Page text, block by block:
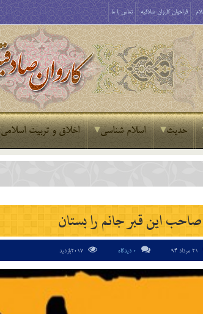
فراخوان کاروان صادقیه تماس با ما
حدیث اسلام شناسی اخلاق و تربیت اسلامی
اين قبر جانم را بستان
0 دیدگاه